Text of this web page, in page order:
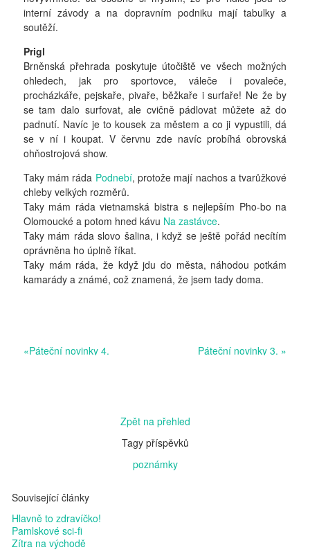
interní závody a na dopravním podniku mají tabulky a
soutěží.
Prigl
Brněnská přehrada poskytuje útočiště ve všech možných
ohledech, jak pro sportovce, váleče i povaleče,
procházkáře, pejskaře, pivaře, běžkaře i surfaře! Ne že by
se tam dalo surfovat, ale cvičně pádlovat můžete až do
padnutí. Navíc je to kousek za městem a co ji vypustili, dá
se v ní i koupat. V červnu zde navíc probíhá obrovská
ohňostrojová show.
Taky mám ráda Podnebí, protože mají nachos a tvarůžkové
chleby velkých rozměrů.
Taky mám ráda vietnamská bistra s nejlepším Pho-bo na
Olomoucké a potom hned kávu Na zastávce.
Taky mám ráda slovo šalina, i když se ještě pořád necítím
oprávněna ho úplně říkat.
Taky mám ráda, že když jdu do města, náhodou potkám
kamarády a známé, což znamená, že jsem tady doma.
«Páteční novinky 4. Páteční novinky 3. »
Zpět na přehled
Tagy příspěvků
poznámky
Související články
Hlavně to zdravíčko!
Pamlskové sci-fi
Zítra na východě